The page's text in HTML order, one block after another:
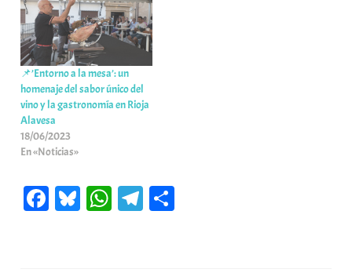
📌’Entorno a la mesa’: un
homenaje del sabor único del
vino y la gastronomía en Rioja
Alavesa
18/06/2023
En «Noticias»
Fa Bl W Te